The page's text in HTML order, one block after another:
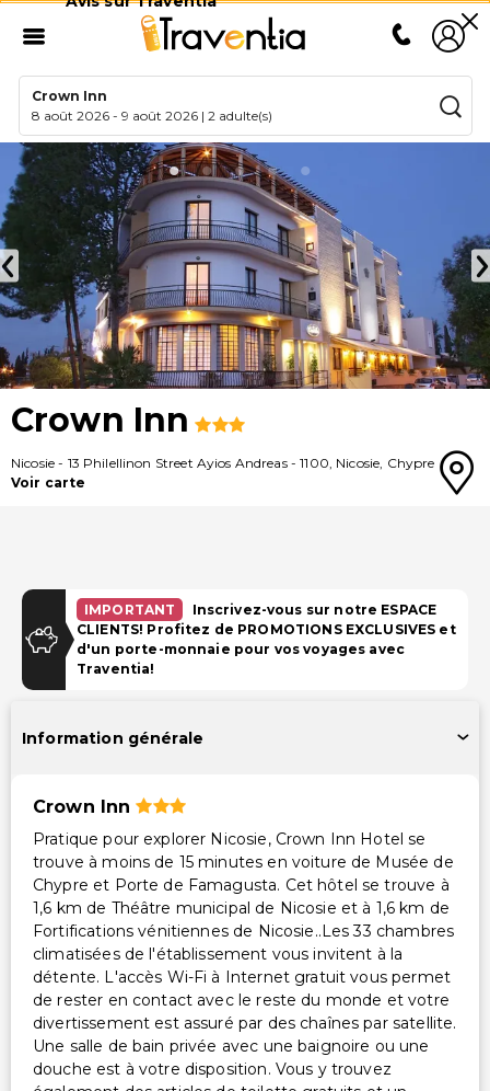
Crown Inn
8 août 2026 -9 août 2026 |2 adulte(s)
Crown Inn
Nicosie - 13 Philellinon Street Ayios Andreas-1100, Nicosie, Chypre
Voir carte
IMPORTANT
Inscrivez-vous sur notre ESPACE
CLIENTS! Profitez de PROMOTIONS EXCLUSIVES et
d'un porte-monnaie pour vos voyages avec
Traventia!
Information générale
Crown Inn
Pratique pour explorer Nicosie, Crown Inn Hotel se
trouve à moins de 15 minutes en voiture de Musée de
Chypre et Porte de Famagusta. Cet hôtel se trouve à
1,6 km de Théâtre municipal de Nicosie et à 1,6 km de
Fortifications vénitiennes de Nicosie..Les 33 chambres
climatisées de l'établissement vous invitent à la
détente. L'accès Wi-Fi à Internet gratuit vous permet
de rester en contact avec le reste du monde et votre
divertissement est assuré par des chaînes par satellite.
Une salle de bain privée avec une baignoire ou une
douche est à votre disposition. Vous y trouvez